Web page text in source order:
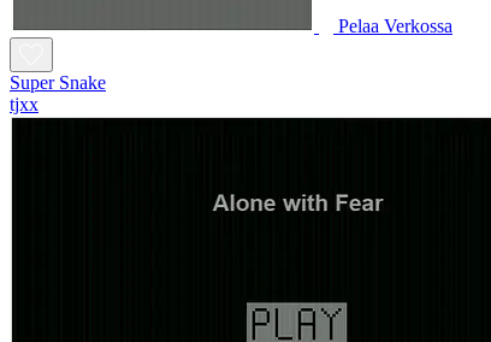
Pelaa Verkossa
Super Snake
tjxx